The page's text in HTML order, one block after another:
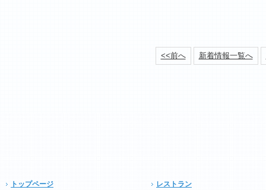
<<前へ 新着情報一覧へ
トップページ
レストラン